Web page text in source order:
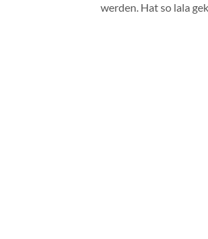
werden. Hat so lala